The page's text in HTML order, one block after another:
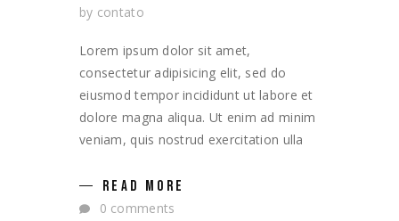
by contato
Lorem ipsum dolor sit amet,
consectetur adipisicing elit, sed do
eiusmod tempor incididunt ut labore et
dolore magna aliqua. Ut enim ad minim
veniam, quis nostrud exercitation ulla
READ MORE
0 comments